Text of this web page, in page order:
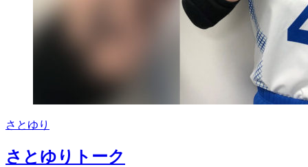
8:30
さとゆり
さとゆりトーク